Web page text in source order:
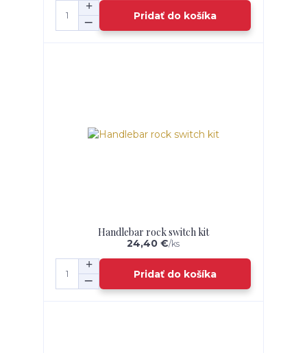
Pridať do košíka
Handlebar rock switch kit
24,40 €/ks
Pridať do košíka